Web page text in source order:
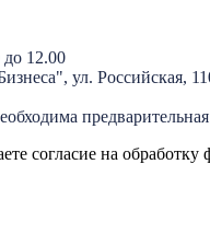
до 12.00
ул. Российская,
предварительная
согласие на обработку